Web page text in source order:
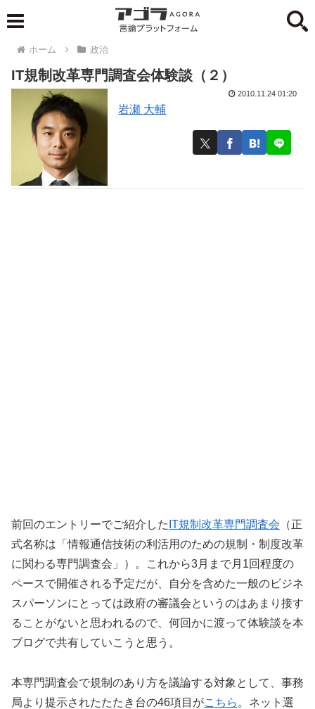
ホーム 政治
IT規制改革専門調査会体験談（２）
岩瀬 大輔
2010.11.24 01:20
前回のエントリーでご紹介した IT規制改革専門調査会 （正
式名称は「情報通信技術の利活用のための規制・制度改革
に関わる専門調査会」）。これから3月まで月1回程度の
ペースで開催される予定だが、自分を含めた一般のビジネ
スパーソンにとっては政府の審議会というのはあまり接す
ることがないと思われるので、何回かに渡って体験談を本
ブログで共有していこうと思う。
本専門調査会で規制のあり方を議論する対象として、事務
局より提示されたたたき台の46項目がこちら 。ネット選